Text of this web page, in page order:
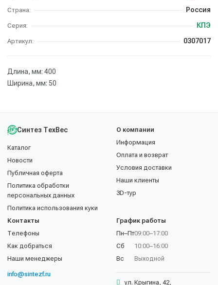
Страна: Россия
Серия: КПЭ
Артикул: 0307017
Длина, мм: 400
Ширина, мм: 50
Синтез ТехВес
Каталог
Новости
Публичная оферта
Политика обработки
персональных данных
Политика использования куки
О компании
Информация
Оплата и возврат
Условия доставки
Наши клиенты
3D-тур
Контакты
Телефоны
Как добраться
Наши менеджеры
info@sintezf.ru
График работы
Пн–Пт
Сб
Вс
09:00–17:00
10:00–16:00
Выходной
ул. Крыгина, 42,